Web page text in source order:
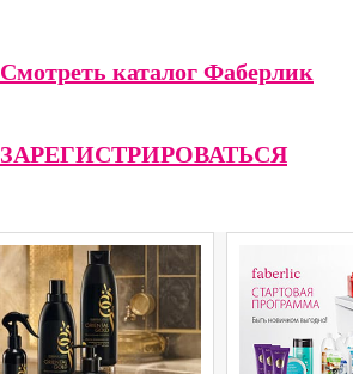
Смотреть каталог Фаберлик
ЗАРЕГИСТРИРОВАТЬСЯ